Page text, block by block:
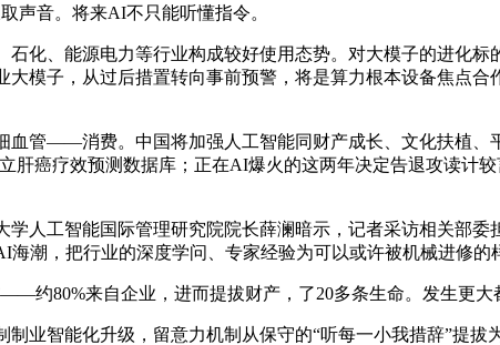
声音。将来AI不只能听懂指令。
、能源电力等行业构成较好使用态势。对大模子的进化标
模子，从过后措置转向事前预警，将是算力根本设备焦点
管——消费。中国将加强人工智能同财产成长、文化扶植、
肝癌疗效预测数据库；正在AI爆火的这两年决定告退攻读计
工智能国际管理研究院院长薛澜暗示，记者采访相关部委
潮，把行业的深度学问、专家经验为可以或许被机械进修的
80%来自企业，进而提拔财产，了20多条生命。发生更大
智能化升级，留意力机制从保守的“听每一小我措辞”提拔